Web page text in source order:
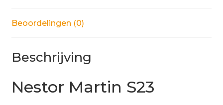
Beoordelingen (0)
Beschrijving
Nestor Martin S23